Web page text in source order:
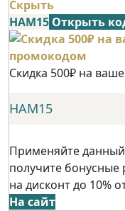
Скрыть
НАМ15 Открыть
Скидка 500₽ на
НАМ15
Применяйте
получите
на дисконт до 10%
На сайт